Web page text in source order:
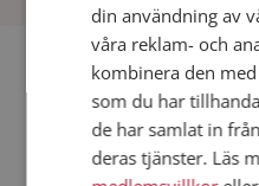
Fler singlar
Andra singlar från Stockholm
Dejta män i Sverige
din användning av
våra reklam- och
kombinera den
som du har
de har samlat in
deras tjänster. Läs